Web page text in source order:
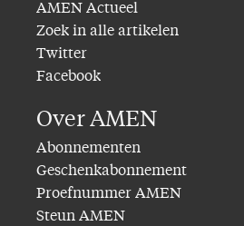
AMEN Actueel
Zoek in alle artikelen
Twitter
Facebook
Over AMEN
Abonnementen
Geschenkabonnement
Proefnummer AMEN
Steun AMEN